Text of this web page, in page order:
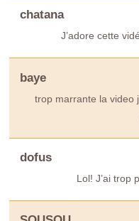
chatana
J’adore cette
baye
trop marrante la video
dofus
Lol! J’ai trop